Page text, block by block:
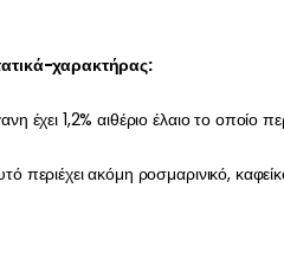
χαρακτήρας:
έχει 1,2% αιθέριο έλαιο το οποίο
περιέχει ακόμη ροσμαρινικό,